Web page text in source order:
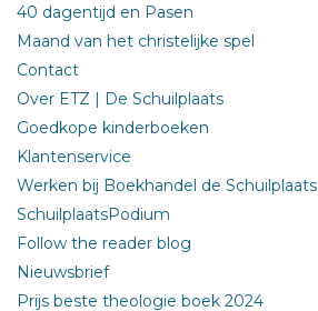
40 dagentijd en Pasen
Maand van het christelijke spel
Contact
Over ETZ | De Schuilplaats
Goedkope kinderboeken
Klantenservice
Werken bij Boekhandel de Schuilplaats
SchuilplaatsPodium
Follow the reader blog
Nieuwsbrief
Prijs beste theologie boek 2024